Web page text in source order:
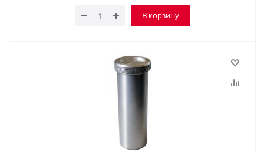
В корзину